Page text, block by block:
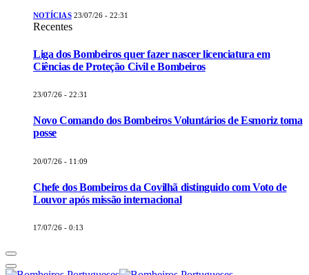
NOTÍCIAS 23/07/26 - 22:31
Recentes
Liga dos Bombeiros quer fazer nascer licenciatura em
Ciências de Proteção Civil e Bombeiros
23/07/26 - 22:31
Novo Comando dos Bombeiros Voluntários de Esmoriz toma
posse
20/07/26 - 11:09
Chefe dos Bombeiros da Covilhã distinguido com Voto de
Louvor após missão internacional
17/07/26 - 0:13